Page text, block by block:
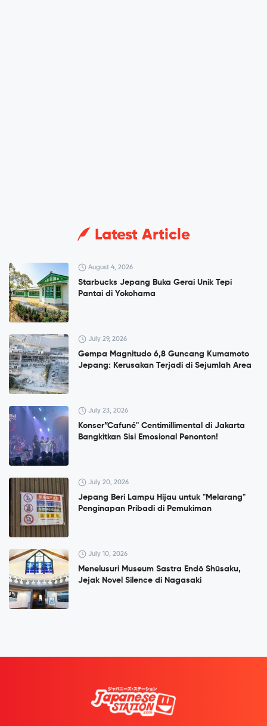
Latest Article
August 4, 2026
Starbucks Jepang Buka Gerai Unik Tepi
Pantai di Yokohama
July 29, 2026
Gempa Magnitudo 6,8 Guncang Kumamoto
Jepang: Kerusakan Terjadi di Sejumlah Area
July 23, 2026
Konser”Cafuné" Centimillimental di Jakarta
Bangkitkan Sisi Emosional Penonton!
July 20, 2026
Jepang Beri Lampu Hijau untuk "Melarang"
Penginapan Pribadi di Pemukiman
July 10, 2026
Menelusuri Museum Sastra Endō Shūsaku,
Jejak Novel Silence di Nagasaki